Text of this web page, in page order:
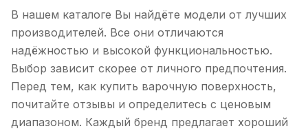
В нашем каталоге Вы найдёте модели от лучших
производителей. Все они отличаются
надёжностью и высокой функциональностью.
Выбор зависит скорее от личного предпочтения.
Перед тем, как купить варочную поверхность,
почитайте отзывы и определитесь с ценовым
диапазоном. Каждый бренд предлагает хороший